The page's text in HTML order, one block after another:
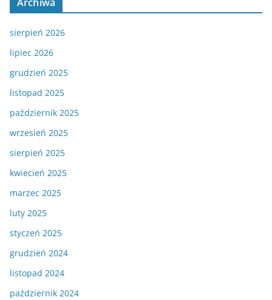
sierpień 2026
lipiec 2026
grudzień 2025
listopad 2025
październik 2025
wrzesień 2025
sierpień 2025
kwiecień 2025
marzec 2025
luty 2025
styczeń 2025
grudzień 2024
listopad 2024
październik 2024